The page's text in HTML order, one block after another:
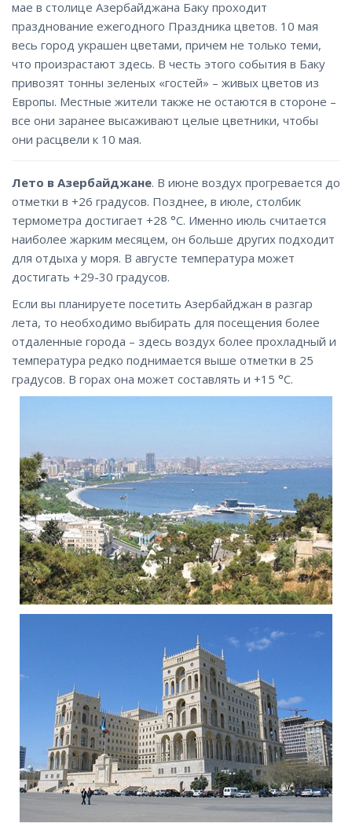
мае в столице Азербайджана Баку проходит
празднование ежегодного Праздника цветов. 10 мая
весь город украшен цветами, причем не только теми,
что произрастают здесь. В честь этого события в Баку
привозят тонны зеленых «гостей» – живых цветов из
Европы. Местные жители также не остаются в стороне –
все они заранее высаживают целые цветники, чтобы
они расцвели к 10 мая.
Лето в Азербайджане. В июне воздух прогревается до
отметки в +26 градусов. Позднее, в июле, столбик
термометра достигает +28 °C. Именно июль считается
наиболее жарким месяцем, он больше других подходит
для отдыха у моря. В августе температура может
достигать +29-30 градусов.
Если вы планируете посетить Азербайджан в разгар
лета, то необходимо выбирать для посещения более
отдаленные города – здесь воздух более прохладный и
температура редко поднимается выше отметки в 25
градусов. В горах она может составлять и +15 °C.